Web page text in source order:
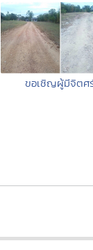
ขอเชิญผู้มีจิตศ